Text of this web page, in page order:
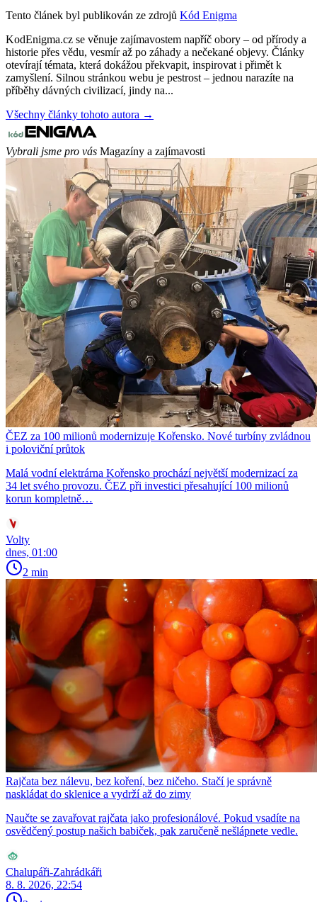
Tento článek byl publikován ze zdrojů Kód Enigma
KodEnigma.cz se věnuje zajímavostem napříč obory – od přírody a
historie přes vědu, vesmír až po záhady a nečekané objevy. Články
otevírají témata, která dokážou překvapit, inspirovat i přimět k
zamyšlení. Silnou stránkou webu je pestrost – jednou narazíte na
příběhy dávných civilizací, jindy na...
Všechny články tohoto autora →
Vybrali jsme pro vás Magazíny a zajímavosti
ČEZ za 100 milionů modernizuje Kořensko. Nové turbíny zvládnou
i poloviční průtok
Malá vodní elektrárna Kořensko prochází největší modernizací za
34 let svého provozu. ČEZ při investici přesahující 100 milionů
korun kompletně…
Volty
dnes, 01:00
2 min
Rajčata bez nálevu, bez koření, bez ničeho. Stačí je správně
naskládat do sklenice a vydrží až do zimy
Naučte se zavařovat rajčata jako profesionálové. Pokud vsadíte na
osvědčený postup našich babiček, pak zaručeně nešlápnete vedle.
Chalupáři-Zahrádkáři
8. 8. 2026, 22:54